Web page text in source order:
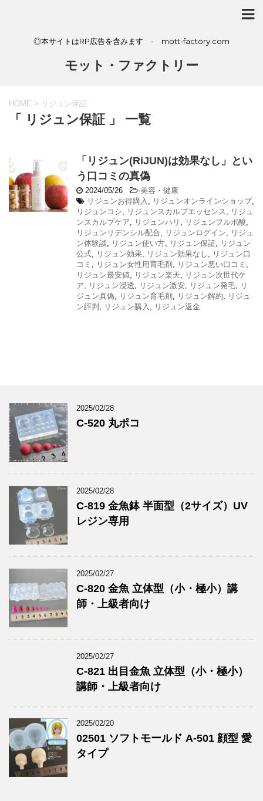
◎本サイトはRP広告を含みます - mott-factory.com
モット・ファクトリー
HOME > リジュン保証
「 リジュン保証 」 一覧
「リジュン(RiJUN)は効果なし」とい
う口コミの真偽
2024/05/26 -美容・健康
リジュンお得購入 , リジュンオンラインショップ,
リジュンコシ, リジュンスカルプエッセンス , リジュ
ンスカルプケア, リジュンハリ , リジュンフルボ酸,
リジュンリデンシル配合, リジュンログイン, リジュ
ン体験談, リジュン使い方, リジュン保証, リジュン
公式, リジュン効果, リジュン効果なし , リジュン口
コミ , リジュン女性用育毛剤 , リジュン悪い口コミ ,
リジュン最安値, リジュン楽天, リジュン次世代ケ
ア, リジュン浸透, リジュン激安, リジュン発毛, リ
ジュン真偽, リジュン育毛剤 , リジュン解約, リジュ
ン評判 , リジュン購入 , リジュン返金
2025/02/28
C-520 丸ポコ
2025/02/28
C-819 金魚鉢 半面型（2サイズ）UV
レジン専用
2025/02/27
C-820 金魚 立体型（小・極小）講
師・上級者向け
2025/02/27
C-821 出目金魚 立体型（小・極小）
講師・上級者向け
2025/02/20
02501 ソフトモールド A-501 顔型 愛
タイプ